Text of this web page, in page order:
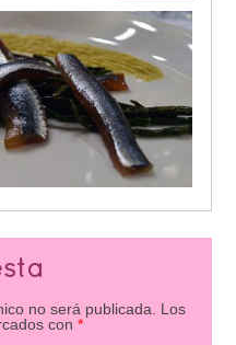
no será publicada.
Los
con *